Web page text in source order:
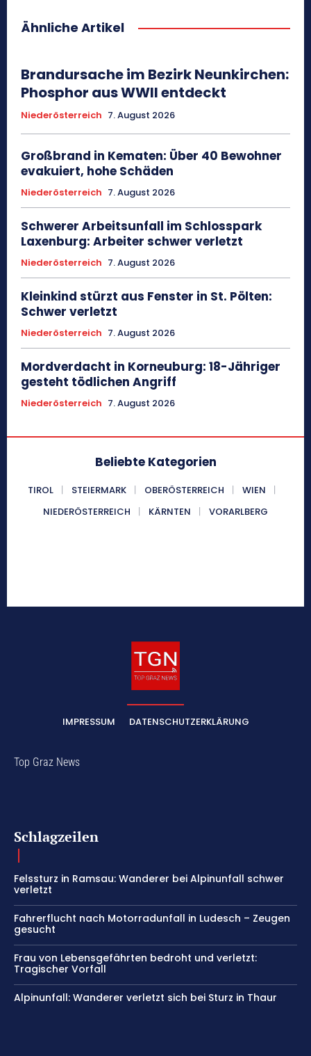
Ähnliche Artikel
Brandursache im Bezirk Neunkirchen:
Phosphor aus WWII entdeckt
Niederösterreich 7. August 2026
Großbrand in Kematen: Über 40 Bewohner
evakuiert, hohe Schäden
Niederösterreich 7. August 2026
Schwerer Arbeitsunfall im Schlosspark
Laxenburg: Arbeiter schwer verletzt
Niederösterreich 7. August 2026
Kleinkind stürzt aus Fenster in St. Pölten:
Schwer verletzt
Niederösterreich 7. August 2026
Mordverdacht in Korneuburg: 18-Jähriger
gesteht tödlichen Angriff
Niederösterreich 7. August 2026
Beliebte Kategorien
TIROL STEIERMARK OBERÖSTERREICH
WIEN
NIEDERÖSTERREICH
KÄRNTEN VORARLBERG
IMPRESSUM DATENSCHUTZERKLÄRUNG
Top Graz News
Schlagzeilen
Felssturz in Ramsau: Wanderer bei Alpinunfall schwer
verletzt
Fahrerflucht nach Motorradunfall in Ludesch – Zeugen
gesucht
Frau von Lebensgefährten bedroht und verletzt:
Tragischer Vorfall
Alpinunfall: Wanderer verletzt sich bei Sturz in Thaur